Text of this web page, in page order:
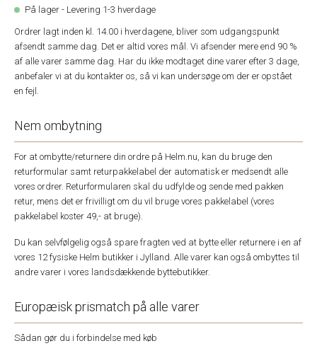
På lager - Levering 1-3 hverdage
Ordrer lagt inden kl. 14.00 i hverdagene, bliver som udgangspunkt
afsendt samme dag. Det er altid vores mål. Vi afsender mere end 90 %
af alle varer samme dag. Har du ikke modtaget dine varer efter 3 dage,
anbefaler vi at du kontakter os, så vi kan undersøge om der er opstået
en fejl.
Nem ombytning
For at ombytte/returnere din ordre på Helm.nu, kan du bruge den
returformular samt returpakkelabel der automatisk er medsendt alle
vores ordrer. Returformularen skal du udfylde og sende med pakken
retur, mens det er frivilligt om du vil bruge vores pakkelabel (vores
pakkelabel koster 49,- at bruge).
Du kan selvfølgelig også spare fragten ved at bytte eller returnere i en af
vores 12 fysiske Helm butikker i Jylland. Alle varer kan også ombyttes til
andre varer i vores landsdækkende byttebutikker.
Europæisk prismatch på alle varer
Sådan gør du i forbindelse med køb